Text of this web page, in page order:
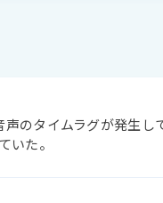
のタイムラグが発生し
いた。